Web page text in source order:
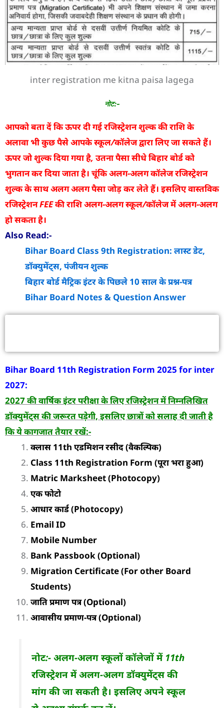
inter registration me kitna paisa lagega
नोट:-
आपको बता दें कि ऊपर दी गई रजिस्ट्रेशन शुल्क की राशि के
अलावा भी कुछ पैसे आपके स्कूल/कॉलेज द्वारा लिए जा सकते हैं।
ऊपर जो शुल्क दिया गया है, उतना पैसा सीधे बिहार बोर्ड को
भुगतान कर दिया जाता है। चूंकि अलग-अलग कॉलेज रजिस्ट्रेशन
शुल्क के साथ अलग अलग पैसा जोड़ कर लेते हैं। इसलिए वास्तविक
रजिस्ट्रेशन FEE की राशि अलग-अलग स्कूल/कॉलेज में अलग-अलग
हो सकता है।
Also Read:-
Bihar Board Class 9th Registration: लास्ट डेट,
डॉक्युमेंट्स, पंजीयन शुल्क
बिहार बोर्ड मैट्रिक इंटर के पिछले 10 साल के प्रश्न-पत्र
Bihar Board Notes & Question Answer
Bihar Board 11th Registration Form 2025 for inter
2027:
2027 की वार्षिक इंटर परीक्षा के लिए रजिस्ट्रेशन में निम्नलिखित
डॉक्युमेंट्स की जरूरत पड़ेगी, इसलिए छात्रों को सलाह दी जाती है
कि ये कागजात तैयार रखें:-
क्लास 11th एडमिशन रसीद (वैकल्पिक)
Class 11th Registration Form (पूरा भरा हुआ)
Matric Marksheet (Photocopy)
एक फोटो
आधार कार्ड (Photocopy)
Email ID
Mobile Number
Bank Passbook (Optional)
Migration Certificate (For other Board
Students)
जाति प्रमाण पत्र (Optional)
आवासीय प्रमाण-पत्र (Optional)
नोट:- अलग-अलग स्कूलों कॉलेजों में 11th
रजिस्ट्रेशन में अलग-अलग डॉक्युमेंट्स की
मांग की जा सकती है। इसलिए अपने स्कूल